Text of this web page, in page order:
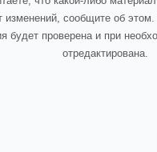
изменений, сообщите об
будет проверена и при
отредактирована.